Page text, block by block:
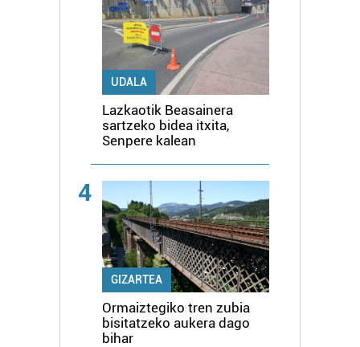
UDALA
Lazkaotik Beasainera
sartzeko bidea itxita,
Senpere kalean
4
GIZARTEA
Ormaiztegiko tren zubia
bisitatzeko aukera dago
bihar